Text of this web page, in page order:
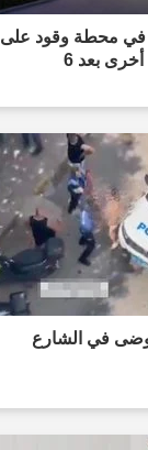
في محطة وقود على
الطريق إلى تركيا: التقيا مرة أخرى بعد 6
في الشارع